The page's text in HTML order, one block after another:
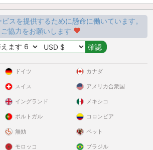
スを提供するために懸命に働いています。
ご協力をお願いします
ドイツ
スイス
イングランド
ポルトガル
無効
カナダ
アメリカ合衆国
メキシコ
コロンビア
ペット
モロッコ ブラジル